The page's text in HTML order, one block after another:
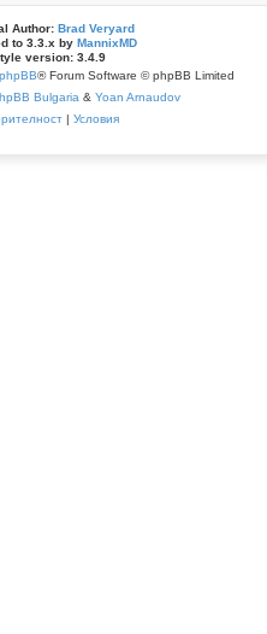
Author: Brad Veryard
to 3.3.x by MannixMD
version: 3.4.9
phpBB® Forum Software © phpBB Limited
Bulgaria & Yoan Arnaudov
| Условия